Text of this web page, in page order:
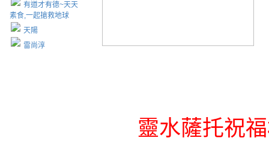
有道才有德~天天
素食,一起搶救地球
天陽
雷尚淳
靈水薩托祝